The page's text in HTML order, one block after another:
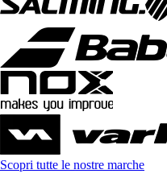
Scopri tutte le nostre marche